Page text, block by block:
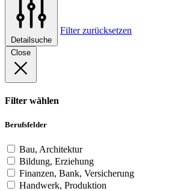
Detailsuche
Filter zurücksetzen
Close
Filter wählen
Berufsfelder
Bau, Architektur
Bildung, Erziehung
Finanzen, Bank, Versicherung
Handwerk, Produktion